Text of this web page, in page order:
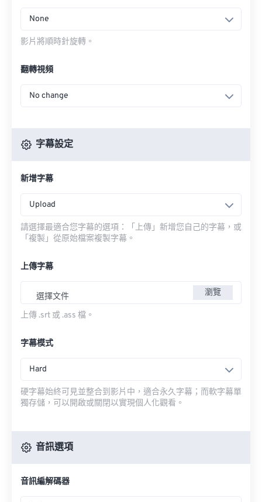
None
影片將順時針旋轉。
翻轉視頻
No change
字幕設定
新增字幕
Upload
請選擇最適合您字幕的選項：「上傳」新增您自己的字幕，或
「複製」從原始檔案複製字幕。
上傳字幕
選擇文件 瀏覽
上傳 .srt 或 .ass 檔。
字幕模式
Hard
硬字幕始終可見並整合到影片中，適合永久字幕；而軟字幕單
獨存儲，可以開啟或關閉以實現個人化觀看。
音訊選項
音訊編解碼器